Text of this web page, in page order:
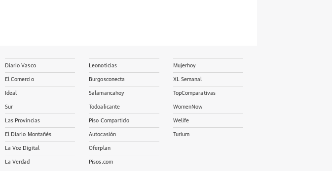
Diario Vasco
El Comercio
Ideal
Sur
Las Provincias
El Diario Montañés
La Voz Digital
La Verdad
Leonoticias
Burgosconecta
Salamancahoy
Todoalicante
Piso Compartido
Autocasión
Oferplan
Pisos.com
Mujerhoy
XL Semanal
TopComparativas
WomenNow
Welife
Turium